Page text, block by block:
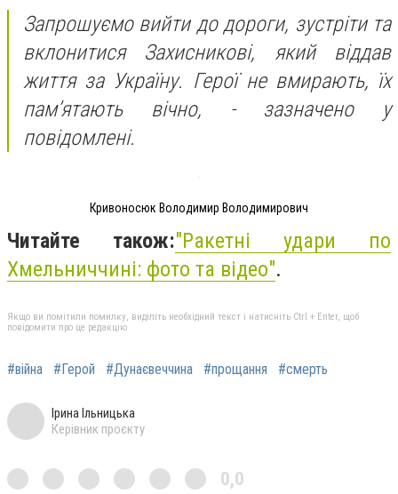
Запрошуємо вийти до дороги, зустріти та
вклонитися Захисникові, який віддав
життя за Україну. Герої не вмирають, їх
пам’ятають вічно, - зазначено у
повідомлені.
Кривоносюк Володимир Володимирович
Читайте також:"Ракетні удари по
Хмельниччині: фото та відео".
Якщо ви помітили помилку, виділіть необхідний текст і натисніть Ctrl + Enter, щоб
повідомити про це редакцію
#війна #Герой #Дунаєвеччина #прощання #смерть
Ірина Ільницька
Керівник проєкту
0,0